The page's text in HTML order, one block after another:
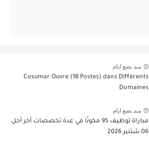
منذ بضع ايام
Cosumar Ouvre (18 Postes) dans Différents
Domaines
منذ بضع ايام
مباراة توظيف 95 مكونًا في عدة تخصصات آخر أجل
06 شتنبر 2026